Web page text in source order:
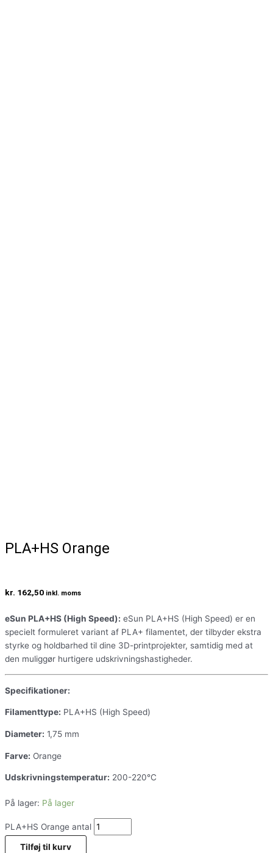
PLA+HS Orange
kr. 162,50 inkl. moms
eSun PLA+HS (High Speed): eSun PLA+HS (High Speed) er en
specielt formuleret variant af PLA+ filamentet, der tilbyder ekstra
styrke og holdbarhed til dine 3D-printprojekter, samtidig med at
den muliggør hurtigere udskrivningshastigheder.
Specifikationer:
Filamenttype: PLA+HS (High Speed)
Diameter: 1,75 mm
Farve: Orange
Udskrivningstemperatur: 200-220°C
På lager: På lager
PLA+HS Orange antal
Tilføj til kurv